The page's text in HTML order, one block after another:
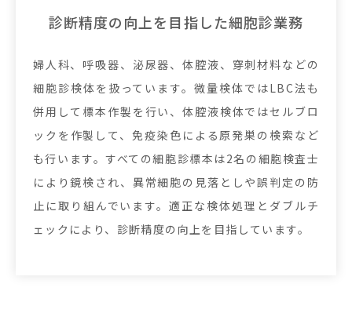
診断精度の向上を目指した細胞診業務
婦人科、呼吸器、泌尿器、体腔液、穿刺材料などの
細胞診検体を扱っています。微量検体ではLBC法も
併用して標本作製を行い、体腔液検体ではセルブロ
ックを作製して、免疫染色による原発巣の検索など
も行います。すべての細胞診標本は2名の細胞検査士
により鏡検され、異常細胞の見落としや誤判定の防
止に取り組んでいます。適正な検体処理とダブルチ
ェックにより、診断精度の向上を目指しています。